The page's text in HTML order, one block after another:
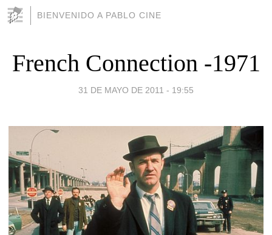
BIENVENIDO A PABLO CINE
French Connection -1971
31 DE MAYO DE 2011 - 19:55